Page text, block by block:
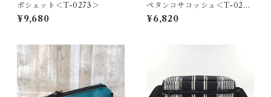
ポシェット＜T-0273＞
¥9,680
ペタンコサコッシュ＜T-0280
＞
¥6,820